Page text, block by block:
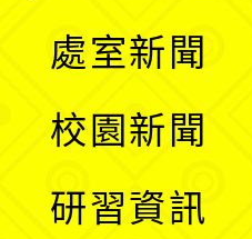
處室新聞
校園新聞
研習資訊